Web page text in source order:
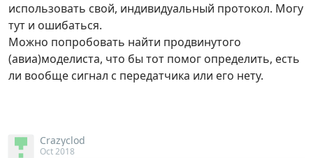
использовать свой, индивидуальный протокол. Могу
тут и ошибаться.
Можно попробовать найти продвинутого
(авиа)моделиста, что бы тот помог определить, есть
ли вообще сигнал с передатчика или его нету.
Crazyclod
Oct 2018